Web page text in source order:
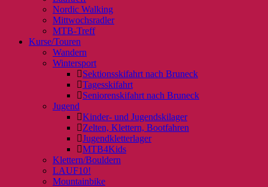
Nordic Walking
Mittwochsradler
MTB-Treff
Kurse/Touren
Wandern
Wintersport
Sektionsskifahrt nach Bruneck
Tagesskifahrt
Seniorenskifahrt nach Bruneck
Jugend
Kinder- und Jugendskilager
Zelten, Klettern, Bootfahren
Jugendkletterlager
MTB4Kids
Klettern/Bouldern
LAUF10!
Mountainbike